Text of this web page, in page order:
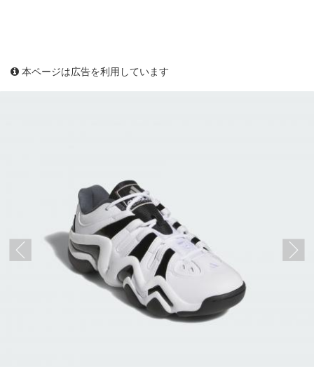
本ページは広告を利用しています